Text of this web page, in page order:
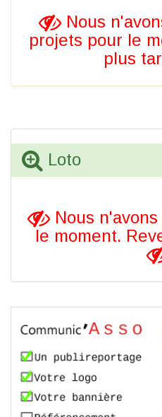
Nous
projets pour le
plus
Loto
Nous
le moment.